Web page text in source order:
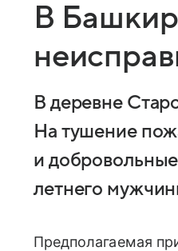
В
В деревне
На тушение
и
летнего
Предполагаемая